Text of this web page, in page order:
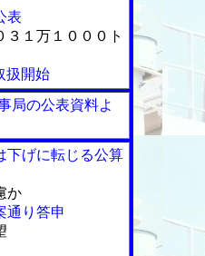
表
３１万１０００ト
扱開始
局の公表資料よ
下げに転じる公算
か
通り答申